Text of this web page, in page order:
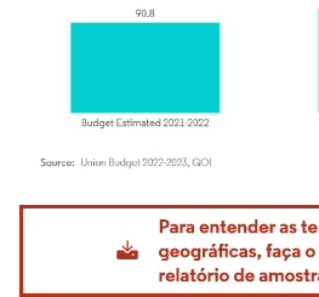
Imagem © Mordor Intelligence. O reuso